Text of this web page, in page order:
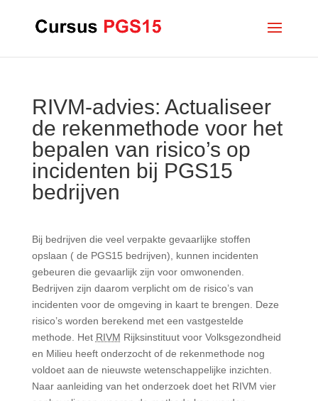
RIVM-advies: Actualiseer
de rekenmethode voor het
bepalen van risico’s op
incidenten bij PGS15
bedrijven
Bij bedrijven die veel verpakte gevaarlijke stoffen
opslaan ( de PGS15 bedrijven), kunnen incidenten
gebeuren die gevaarlijk zijn voor omwonenden.
Bedrijven zijn daarom verplicht om de risico’s van
incidenten voor de omgeving in kaart te brengen. Deze
risico’s worden berekend met een vastgestelde
methode. Het RIVM Rijksinstituut voor Volksgezondheid
en Milieu heeft onderzocht of de rekenmethode nog
voldoet aan de nieuwste wetenschappelijke inzichten.
Naar aanleiding van het onderzoek doet het RIVM vier